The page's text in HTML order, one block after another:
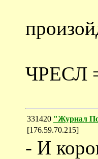
ЧРЕСЛ
331420 "Журнал
[176.59.70.215]
- И